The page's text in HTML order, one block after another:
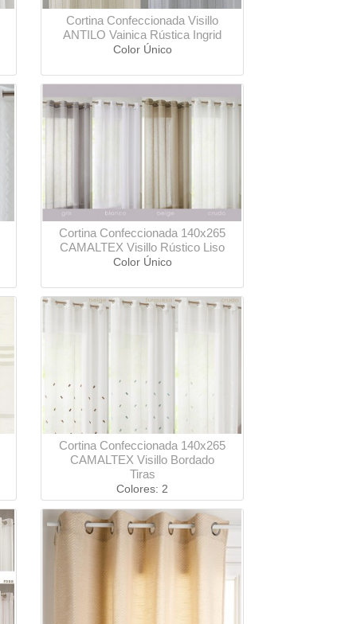
Cortina Confeccionada Visillo
ANTILO Vainica Rústica Ingrid
Color Único
Cortina Confeccionada 140x265
CAMALTEX Visillo Rústico Liso
Color Único
Cortina Confeccionada 140x265
CAMALTEX Visillo Bordado
Tiras
Colores: 2